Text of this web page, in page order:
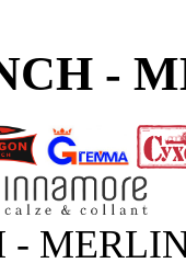
-